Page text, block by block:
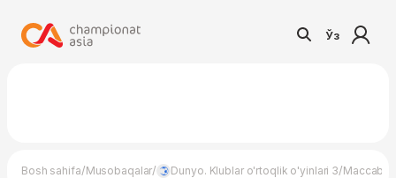
Ўз
Bosh sahifa/Musobaqalar/ Dunyo. Klublar o'rtoqlik o'yinlari 3/Maccabi